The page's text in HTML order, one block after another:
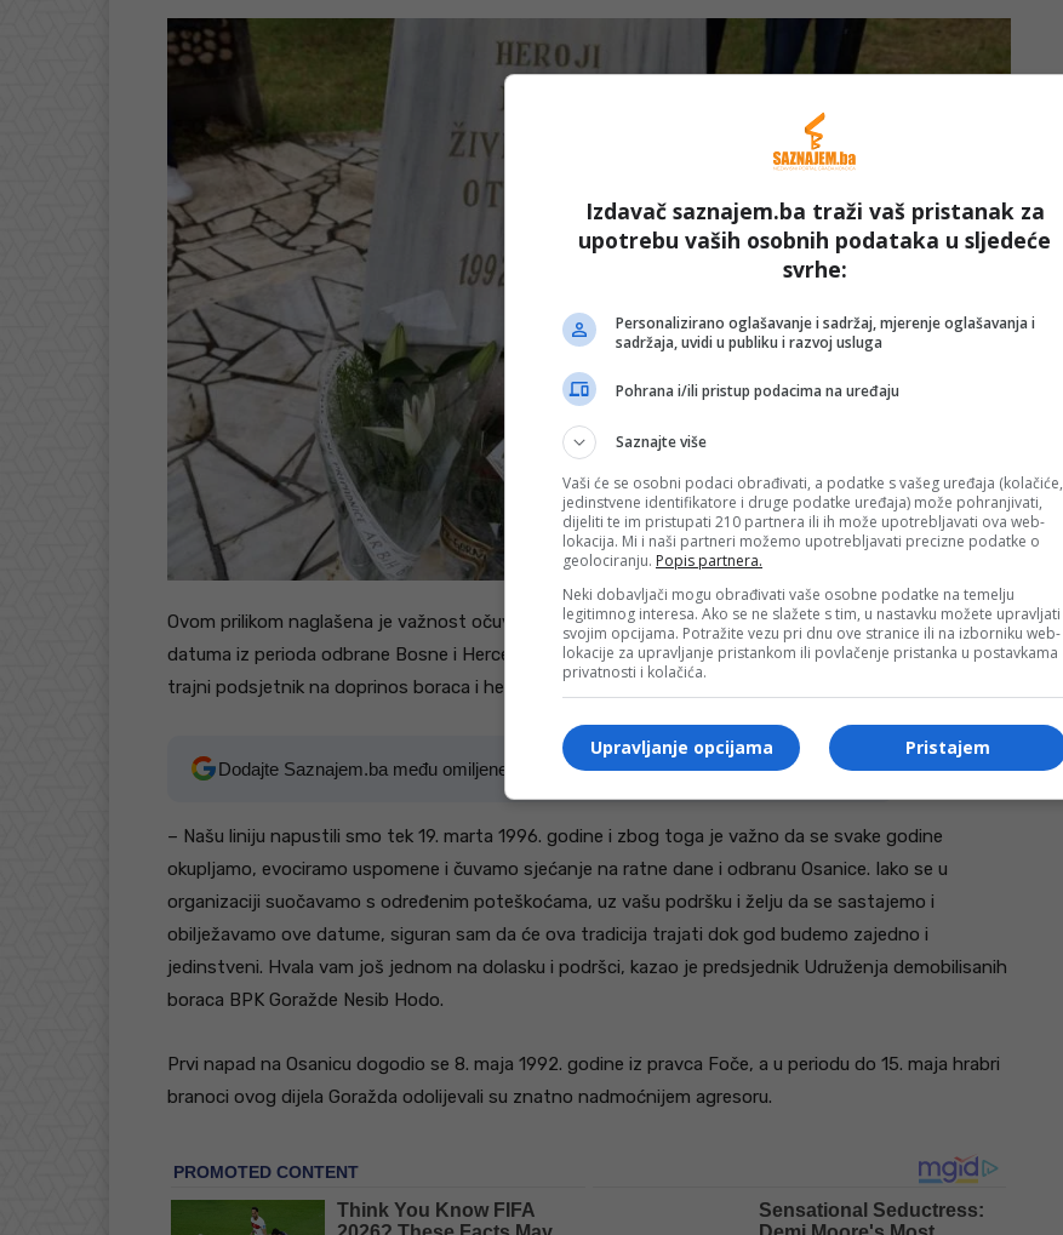
Ovom prilikom naglašena je važnost očuvanja kulture sjećanja i zajedničkog obilježavanja značajnih
datuma iz perioda odbrane Bosne i Hercegovine, uz poruku da i okupljanja na Osanici predstavljaju
trajni podsjetnik na doprinos boraca i herojske dane odbrane ovog područja.
Dodajte Saznajem.ba među omiljene izvore na Googleu
– Našu liniju napustili smo tek 19. marta 1996. godine i zbog toga je važno da se svake godine
okupljamo, evociramo uspomene i čuvamo sjećanje na ratne dane i odbranu Osanice. Iako se u
organizaciji suočavamo s određenim poteškoćama, uz vašu podršku i želju da se sastajemo i
obilježavamo ove datume, siguran sam da će ova tradicija trajati dok god budemo zajedno i
jedinstveni. Hvala vam još jednom na dolasku i podršci, kazao je predsjednik Udruženja demobilisanih
boraca BPK Goražde Nesib Hodo.
Prvi napad na Osanicu dogodio se 8. maja 1992. godine iz pravca Foče, a u periodu do 15. maja hrabri
branoci ovog dijela Goražda odolijevali su znatno nadmoćnijem agresoru.
Izdavač saznajem.ba traži vaš pristanak za
upotrebu vaših osobnih podataka u sljedeće
svrhe:
Personalizirano oglašavanje i sadržaj, mjerenje oglašavanja i
sadržaja, uvidi u publiku i razvoj usluga
Pohrana i/ili pristup podacima na uređaju
Saznajte više
Vaši će se osobni podaci obrađivati, a podatke s vašeg uređaja (kolačiće,
jedinstvene identifikatore i druge podatke uređaja) može pohranjivati,
dijeliti te im pristupati 210 partnera ili ih može upotrebljavati ova web-
lokacija. Mi i naši partneri možemo upotrebljavati precizne podatke o
geolociranju. Popis partnera.
Neki dobavljači mogu obrađivati vaše osobne podatke na temelju
legitimnog interesa. Ako se ne slažete s tim, u nastavku možete upravljati
svojim opcijama. Potražite vezu pri dnu ove stranice ili na izborniku web-
lokacije za upravljanje pristankom ili povlačenje pristanka u postavkama
privatnosti i kolačića.
Pristajem
Upravljanje opcijama